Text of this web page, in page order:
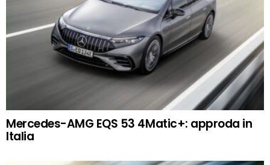
Mercedes-AMG EQS 53 4Matic+: approda in
Italia